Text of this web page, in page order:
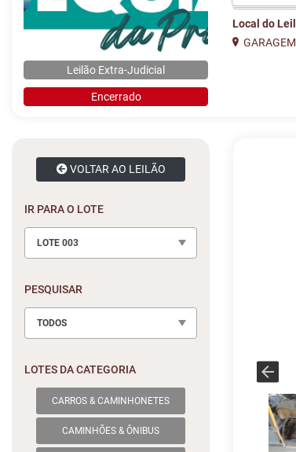
Leilão Extra-Judicial
Encerrado
Local do
VOLTAR AO LEILÃO
IR PARA O LOTE
LOTE 003
PESQUISAR
TODOS
LOTES DA CATEGORIA
CARROS & CAMINHONETES
CAMINHÕES & ÔNIBUS